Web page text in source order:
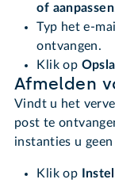
of aanpassen
Typ het e-
ontvangen.
Klik op
Afmelden
Vindt u het
post te
instanties u
Klik op